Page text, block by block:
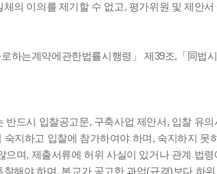
의 이의를 제기할 수 없고, 평가위원 및 제안
하는계약에관한법률시행령」 제39조,「同법
반드시 입찰공고문, 구축사업 제안서, 입찰 유
지하고 입찰에 참가하여야 하며, 숙지하지 못
으며, 제출서류에 허위 사실이 있거나 관계 법
해야 하며, 본교가 공고한 과업(규격)보다 하